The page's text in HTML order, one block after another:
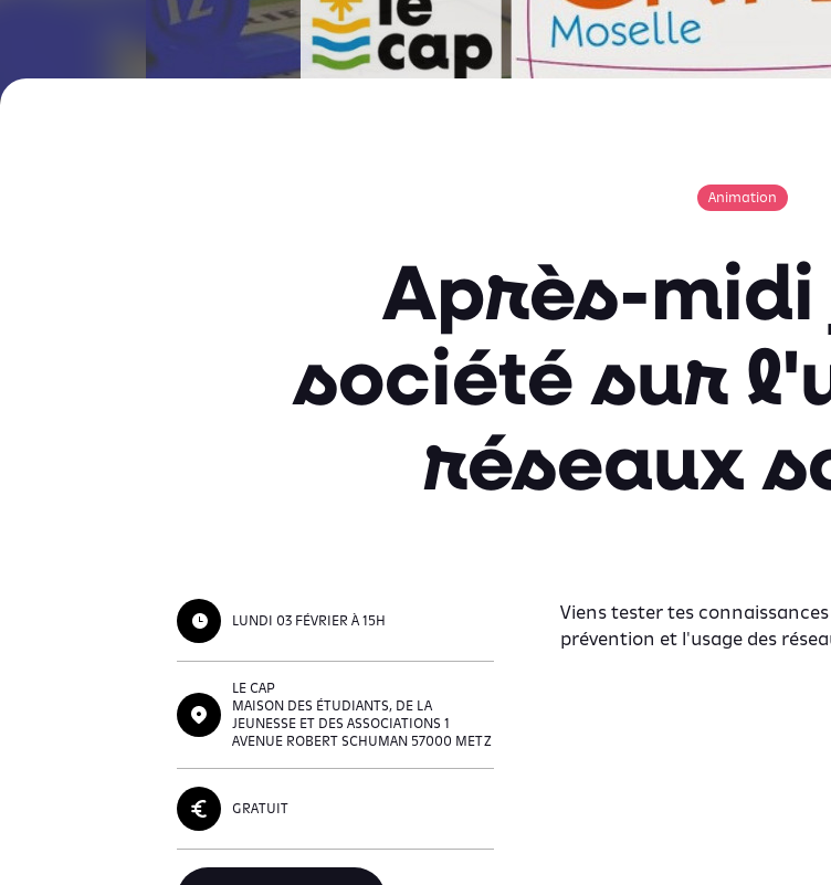
Animation
Après-midi
société sur
réseaux
LUNDI 03 FÉVRIER À 15H
LE CAP
MAISON DES ÉTUDIANTS, DE LA
JEUNESSE ET DES ASSOCIATIONS 1
AVENUE ROBERT SCHUMAN 57000 METZ
GRATUIT
Viens tester tes connaissances
prévention et l'usage des